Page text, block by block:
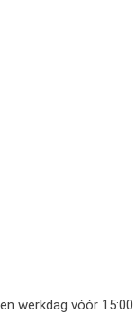
werkdag vóór